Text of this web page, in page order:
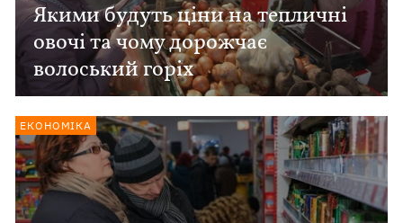
Якими будуть ціни на тепличні
овочі та чому дорожчає
волоський горіх
ЕКОНОМІКА